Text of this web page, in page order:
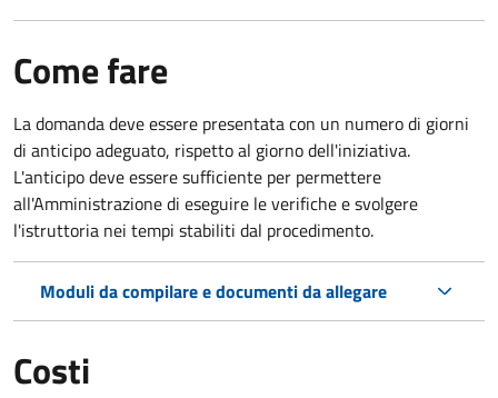
Come fare
La domanda deve essere presentatacon un numero di giorni
di anticipo adeguato, rispetto al giorno dell'iniziativa.
L'anticipo deve essere sufficiente per permettere
all'Amministrazione di eseguire le verifiche e svolgere
l'istruttoria nei tempi stabiliti dal procedimento.
Moduli da compilare e documenti da allegare
Costi